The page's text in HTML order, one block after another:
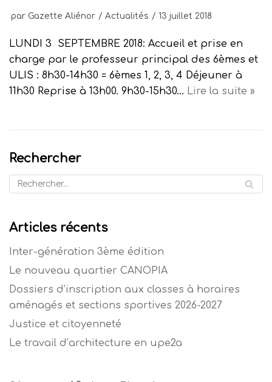
par Gazette Aliénor Actualités 13 juillet 2018
LUNDI 3 SEPTEMBRE 2018: Accueil et prise en
charge par le professeur principal des 6èmes et
ULIS : 8h30-14h30 = 6èmes 1, 2, 3, 4 Déjeuner à
11h30 Reprise à 13h00. 9h30-15h30… Lire la suite »
Rechercher
Articles récents
Inter-génération 3ème édition
Le nouveau quartier CANOPIA
Dossiers d’inscription aux classes à horaires
aménagés et sections sportives 2026-2027
Justice et citoyenneté
Le travail d’architecture en upe2a